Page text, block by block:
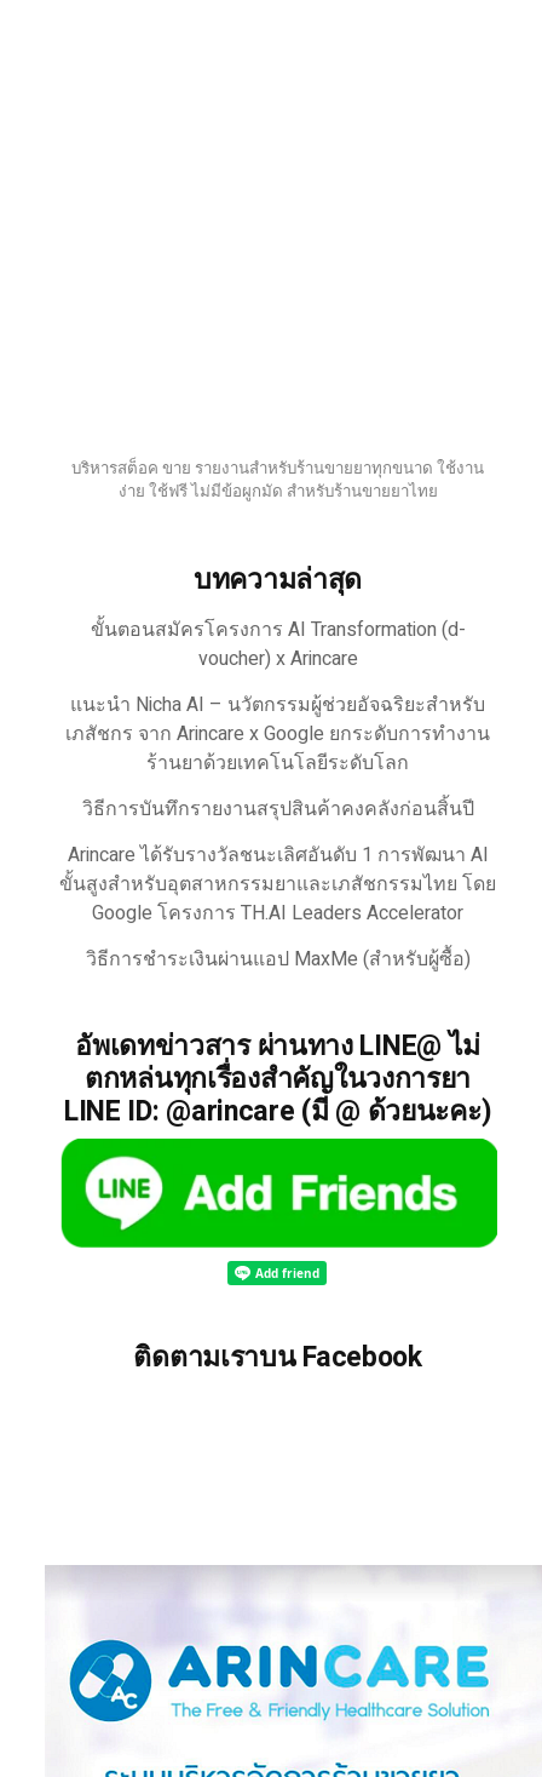
บริหารสต็อค ขาย รายงานสำหรับร้านขายยาทุกขนาด ใช้งาน
ง่าย ใช้ฟรี ไม่มีข้อผูกมัด สำหรับร้านขายยาไทย
บทความล่าสุด
ขั้นตอนสมัครโครงการ AI Transformation (d-
voucher) x Arincare
แนะนำ Nicha AI – นวัตกรรมผู้ช่วยอัจฉริยะสำหรับ
เภสัชกร จาก Arincare x Google ยกระดับการทำงาน
ร้านยาด้วยเทคโนโลยีระดับโลก
วิธีการบันทึกรายงานสรุปสินค้าคงคลังก่อนสิ้นปี
Arincare ได้รับรางวัลชนะเลิศอันดับ 1 การพัฒนา AI
ขั้นสูงสำหรับอุตสาหกรรมยาและเภสัชกรรมไทย โดย
Google โครงการ TH.AI Leaders Accelerator
วิธีการชำระเงินผ่านแอป MaxMe (สำหรับผู้ซื้อ)
อัพเดทข่าวสาร ผ่านทาง LINE@ ไม่
ตกหล่นทุกเรื่องสำคัญในวงการยา
LINE ID: @arincare (มี @ ด้วยนะคะ)
ติดตามเราบน Facebook